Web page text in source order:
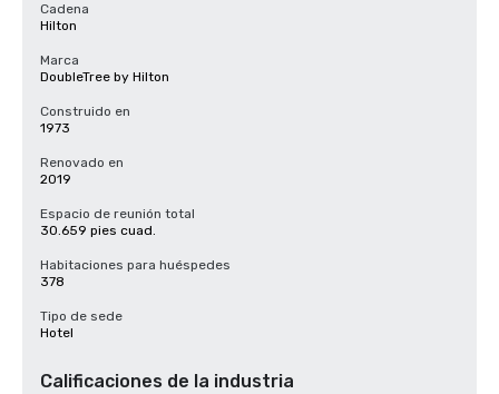
Cadena
Hilton
Marca
DoubleTree by Hilton
Construido en
1973
Renovado en
2019
Espacio de reunión total
30.659 pies cuad.
Habitaciones para huéspedes
378
Tipo de sede
Hotel
Calificaciones de la industria